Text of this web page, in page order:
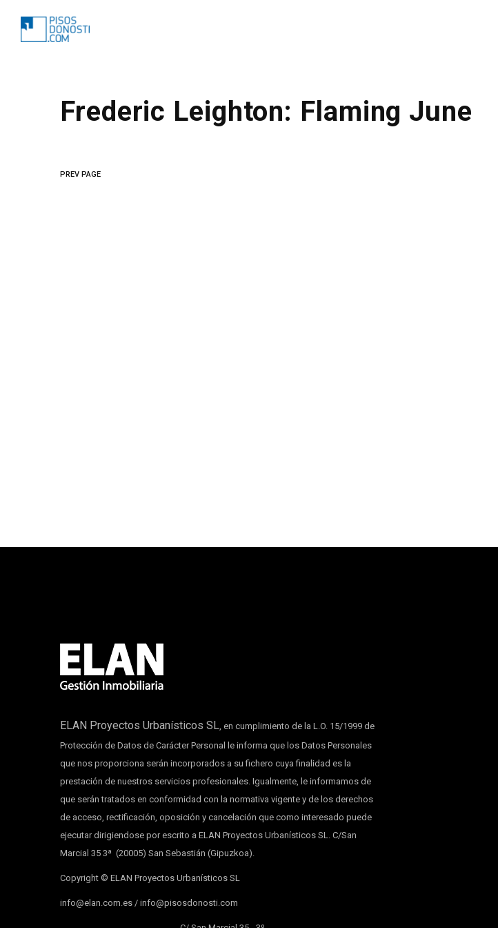
Frederic Leighton: Flaming June
PREV PAGE
ELAN Proyectos Urbanísticos SL, en cumplimiento de la L.O. 15/1999 de
Protección de Datos de Carácter Personal le informa que los Datos Personales
que nos proporciona serán incorporados a su fichero cuya finalidad es la
prestación de nuestros servicios profesionales. Igualmente, le informamos de
que serán tratados en conformidad con la normativa vigente y de los derechos
de acceso, rectificación, oposición y cancelación que como interesado puede
ejecutar dirigiendose por escrito a ELAN Proyectos Urbanísticos SL. C/San
Marcial 35 3ª (20005) San Sebastián (Gipuzkoa).
Copyright © ELAN Proyectos Urbanísticos SL
info@elan.com.es / info@pisosdonosti.com